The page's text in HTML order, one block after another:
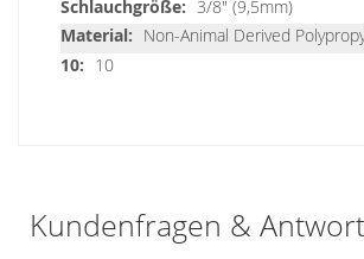
3/8" (9,5mm)
Non-Animal Derived
10
Kundenfragen &